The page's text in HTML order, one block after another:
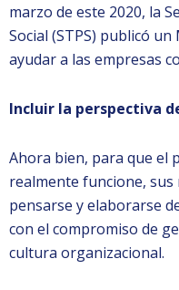
marzo de este 2020, la
Social (STPS) publicó
ayudar a las empresas
Incluir la perspectiva
Ahora bien, para que el
realmente funcione, sus
pensarse y elaborarse
con el compromiso de
cultura organizacional.